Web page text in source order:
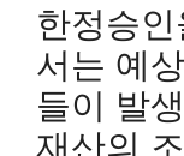
한정승
서는 예
들이 발
재산의